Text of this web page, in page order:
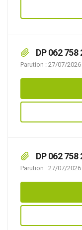
DP 062
26 Allée
sur rue et
Parution : 27/07/2026
DP 062
8 Rue Patin –
Menuiseries
Parution : 27/07/2026